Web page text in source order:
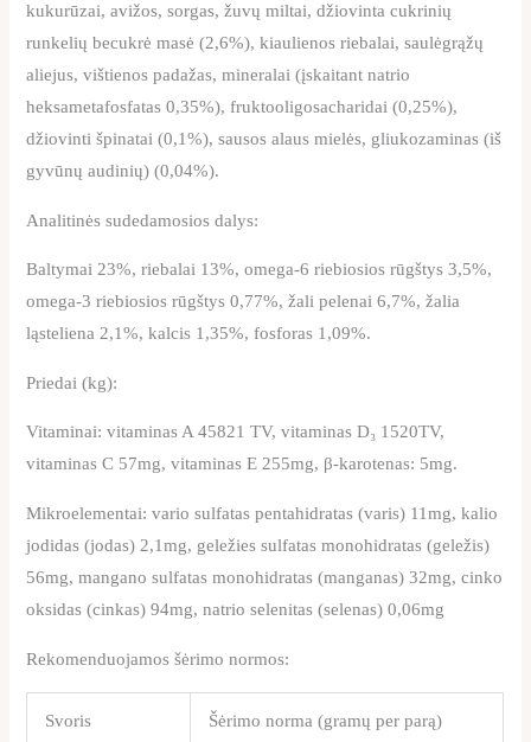
kukurūzai, avižos, sorgas, žuvų miltai, džiovinta cukrinių
runkelių becukrė masė (2,6%), kiaulienos riebalai, saulėgrąžų
aliejus, vištienos padažas, mineralai (įskaitant natrio
heksametafosfatas 0,35%), fruktooligosacharidai (0,25%),
džiovinti špinatai (0,1%), sausos alaus mielės, gliukozaminas (iš
gyvūnų audinių) (0,04%).
Analitinės sudedamosios dalys:
Baltymai 23%, riebalai 13%, omega-6 riebiosios rūgštys 3,5%,
omega-3 riebiosios rūgštys 0,77%, žali pelenai 6,7%, žalia
ląsteliena 2,1%, kalcis 1,35%, fosforas 1,09%.
Priedai (kg):
Vitaminai: vitaminas A 45821 TV, vitaminas D₃ 1520TV,
vitaminas C 57mg, vitaminas E 255mg, β‐karotenas: 5mg.
Mikroelementai: vario sulfatas pentahidratas (varis) 11mg, kalio
jodidas (jodas) 2,1mg, geležies sulfatas monohidratas (geležis)
56mg, mangano sulfatas monohidratas (manganas) 32mg, cinko
oksidas (cinkas) 94mg, natrio selenitas (selenas) 0,06mg
Rekomenduojamos šėrimo normos:
Svoris Šėrimo norma (gramų per parą)